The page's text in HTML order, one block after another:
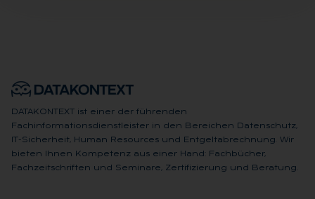
DATAKONTEXT ist einer der führenden
Fachinformationsdienstleister in den Bereichen Datenschutz,
IT-Sicherheit, Human Resources und Entgeltabrechnung. Wir
bieten Ihnen Kompetenz aus einer Hand: Fachbücher,
Fachzeitschriften und Seminare, Zertifizierung und Beratung.